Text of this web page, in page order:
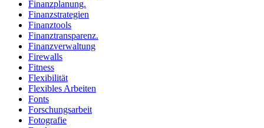
Finanzplanung.
Finanzstrategien
Finanztools
Finanztransparenz.
Finanzverwaltung
Firewalls
Fitness
Flexibilität
Flexibles Arbeiten
Fonts
Forschungsarbeit
Fotografie